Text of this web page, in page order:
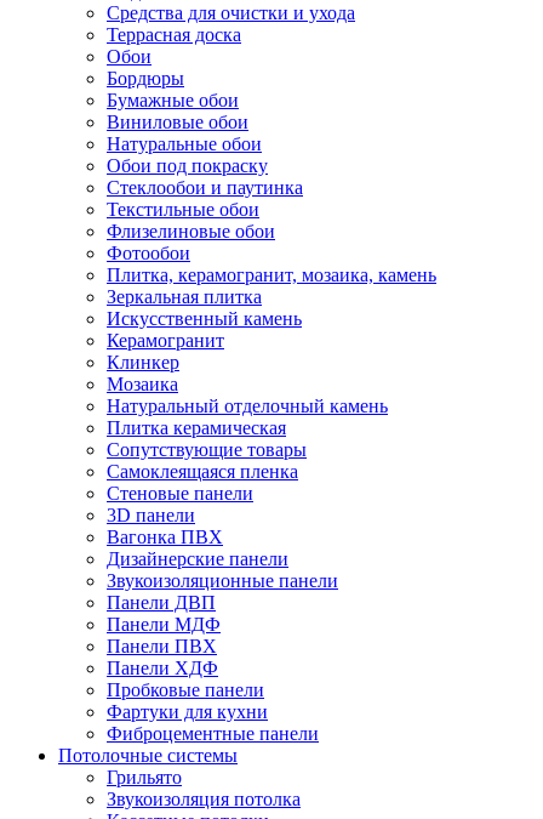
Средства для очистки и ухода
Террасная доска
Обои
Бордюры
Бумажные обои
Виниловые обои
Натуральные обои
Обои под покраску
Стеклообои и паутинка
Текстильные обои
Флизелиновые обои
Фотообои
Плитка, керамогранит, мозаика, камень
Зеркальная плитка
Искусственный камень
Керамогранит
Клинкер
Мозаика
Натуральный отделочный камень
Плитка керамическая
Сопутствующие товары
Самоклеящаяся пленка
Стеновые панели
3D панели
Вагонка ПВХ
Дизайнерские панели
Звукоизоляционные панели
Панели ДВП
Панели МДФ
Панели ПВХ
Панели ХДФ
Пробковые панели
Фартуки для кухни
Фиброцементные панели
Потолочные системы
Грильято
Звукоизоляция потолка